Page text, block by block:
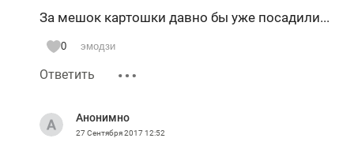
За мешок картошки давно бы уже посадили...
0 эмодзи
Ответить
Анонимно
27 Сентября 201712:52